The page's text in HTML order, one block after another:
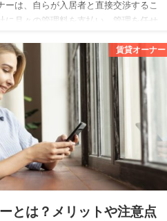
ーは、自らが入居者と直接交渉するこ
に月々の管理料を支払い、管理を任せ
られる安心感が得られ、賃貸経営にか
軽…
賃貸オーナー
とは？メリットや注意点